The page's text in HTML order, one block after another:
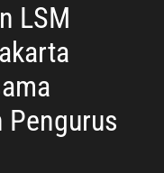
LSM
Pengurus